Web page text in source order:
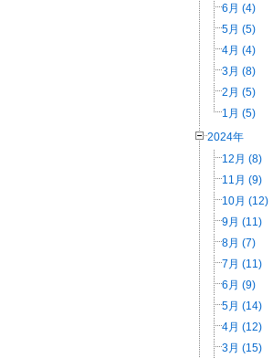
6月 (4)
5月 (5)
4月 (4)
3月 (8)
2月 (5)
1月 (5)
2024年
12月 (8)
11月 (9)
10月 (12)
9月 (11)
8月 (7)
7月 (11)
6月 (9)
5月 (14)
4月 (12)
3月 (15)